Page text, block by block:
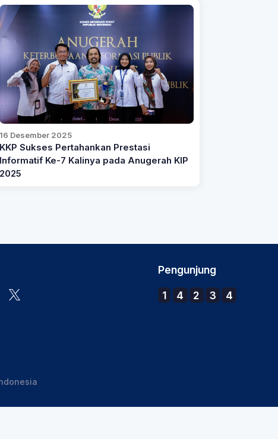
16 Desember 2025
KKP Sukses Pertahankan Prestasi
Informatif Ke-7 Kalinya pada Anugerah KIP
2025
Pengunjung
1 4 2 3 4